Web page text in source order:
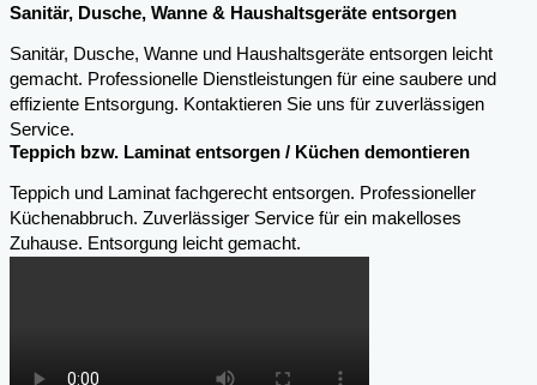
Sanitär, Dusche, Wanne & Haushaltsgeräte entsorgen
Sanitär, Dusche, Wanne und Haushaltsgeräte entsorgen leicht
gemacht. Professionelle Dienstleistungen für eine saubere und
effiziente Entsorgung. Kontaktieren Sie uns für zuverlässigen
Service.
Teppich bzw. Laminat entsorgen / Küchen demontieren
Teppich und Laminat fachgerecht entsorgen. Professioneller
Küchenabbruch. Zuverlässiger Service für ein makelloses
Zuhause. Entsorgung leicht gemacht.